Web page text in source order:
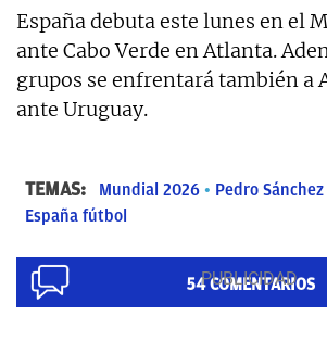
España debuta este lunes en el
ante Cabo Verde en Atlanta.
grupos se enfrentará también a
ante Uruguay.
TEMAS: Mundial 2026 Pedro Sánchez
España fútbol
54COMENTARIOS